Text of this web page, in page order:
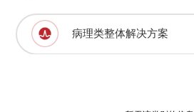
病理类整体解决方案